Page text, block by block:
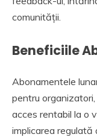
comunității.
Beneficiile
Abonamentele
pentru
acces rentabil la o
implicarea regulată